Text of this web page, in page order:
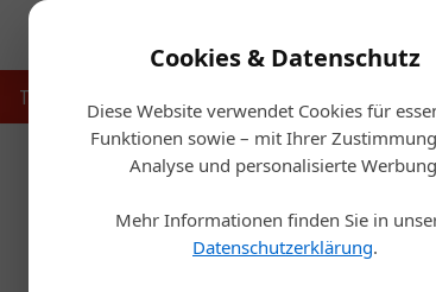
Cookies & Datenschutz
Diese Website verwendet Cookies für
Funktionen sowie – mit Ihrer
Analyse und personalisierte
Mehr Informationen finden Sie in
Datenschutzerklärung.
Touristik
Siegerehrung vom „11.